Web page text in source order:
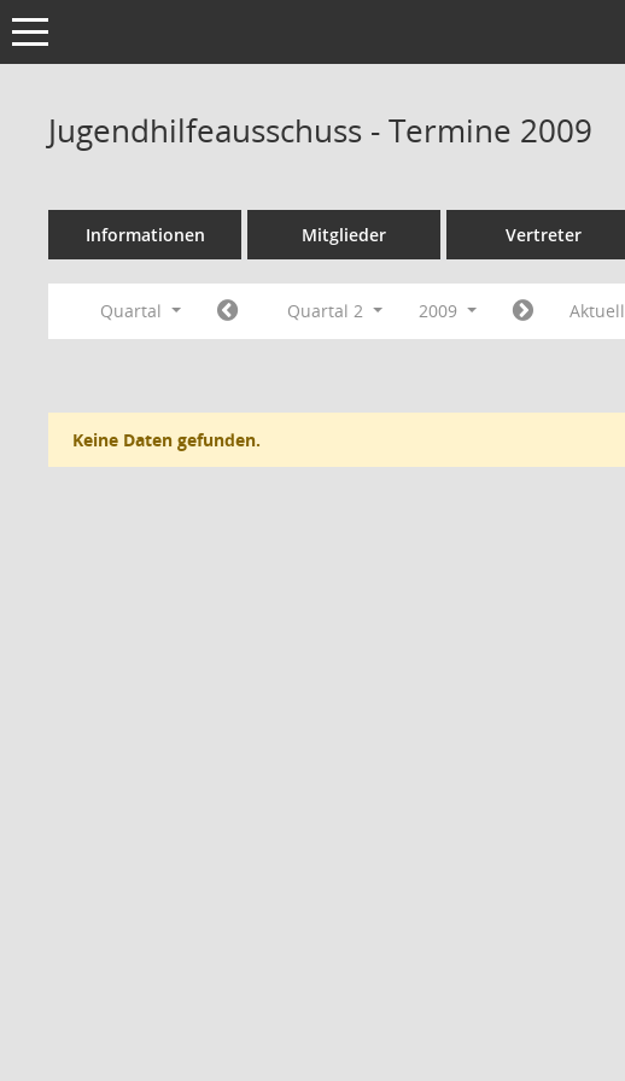
Toggle navigation
Jugendhilfeausschuss - Termine 2009
Informationen Mitglieder Vertreter
Quartal Quartal 2 2009 Aktuell
Keine Daten gefunden.